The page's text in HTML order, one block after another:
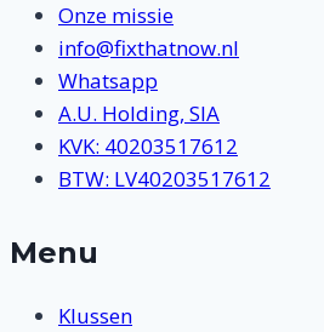
Onze missie
info@fixthatnow.nl
Whatsapp
A.U. Holding, SIA
KVK: 40203517612
BTW: LV40203517612
Menu
Klussen